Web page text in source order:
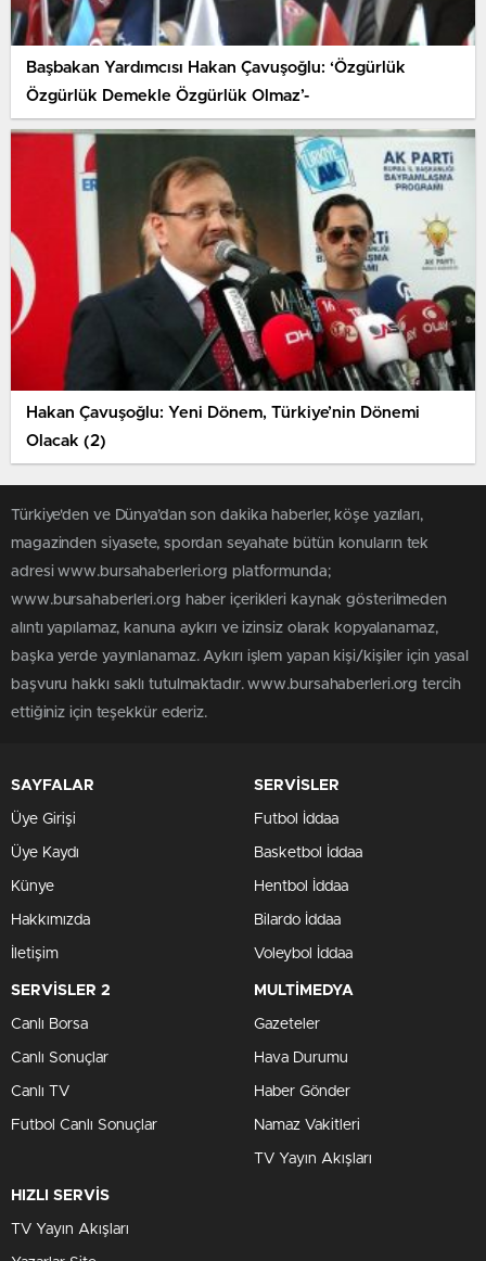
Başbakan Yardımcısı Hakan Çavuşoğlu: ‘Özgürlük
Özgürlük Demekle Özgürlük Olmaz’-
Hakan Çavuşoğlu: Yeni Dönem, Türkiye’nin Dönemi
Olacak (2)
Türkiye'den ve Dünya’dan son dakika haberler, köşe yazıları,
magazinden siyasete, spordan seyahate bütün konuların tek
adresi www.bursahaberleri.org platformunda;
www.bursahaberleri.org haber içerikleri kaynak gösterilmeden
alıntı yapılamaz, kanuna aykırı ve izinsiz olarak kopyalanamaz,
başka yerde yayınlanamaz. Aykırı işlem yapan kişi/kişiler için yasal
başvuru hakkı saklı tutulmaktadır. www.bursahaberleri.org tercih
ettiğiniz için teşekkür ederiz.
SAYFALAR
Üye Girişi
Üye Kaydı
Künye
Hakkımızda
İletişim
SERVİSLER
Futbol İddaa
Basketbol İddaa
Hentbol İddaa
Bilardo İddaa
Voleybol İddaa
SERVİSLER 2
Canlı Borsa
Canlı Sonuçlar
Canlı TV
Futbol Canlı Sonuçlar
MULTİMEDYA
Gazeteler
Hava Durumu
Haber Gönder
Namaz Vakitleri
TV Yayın Akışları
HIZLI SERVİS
TV Yayın Akışları